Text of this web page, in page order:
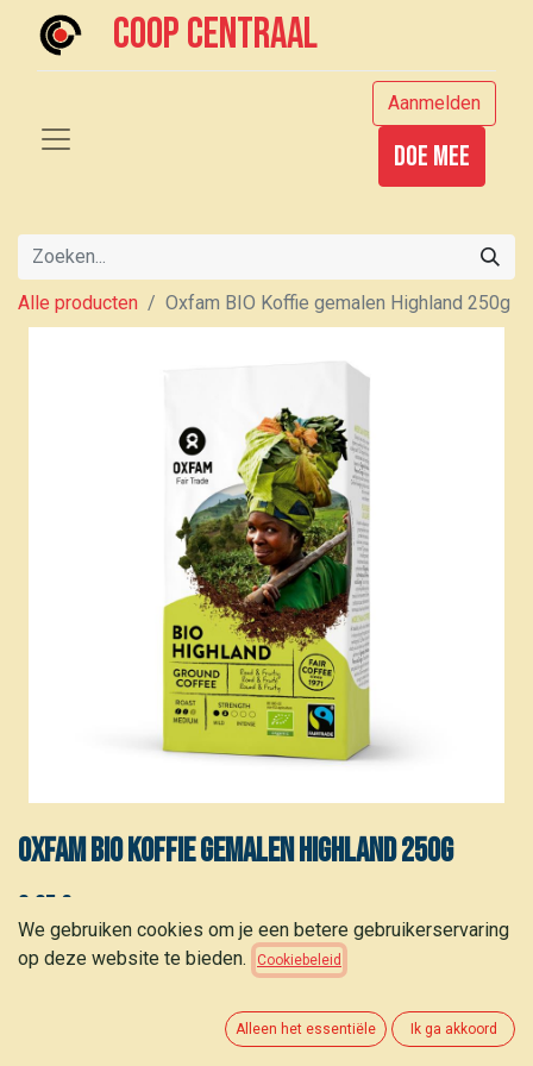
Coop centraal
Aanmelden
Doe mee
Alle producten Oxfam BIO Koffie gemalen Highland 250g
Oxfam BIO Koffie gemalen Highland 250g
6,95 €
TOEVOEGEN AAN WINKELMANDJE
We gebruiken cookies om je een betere gebruikerservaring
op deze website te bieden.
Cookiebeleid
Alleen het essentiële Ik ga akkoord